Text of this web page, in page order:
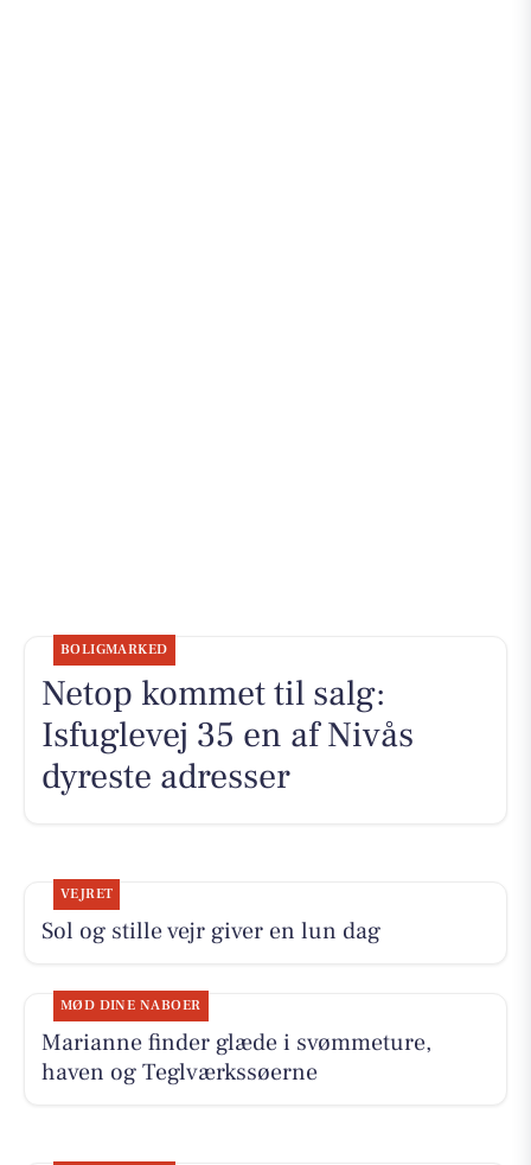
BOLIGMARKED
Netop kommet til salg:
Isfuglevej 35 en af Nivås
dyreste adresser
VEJRET
Sol og stille vejr giver en lun dag
MØD DINE NABOER
Marianne finder glæde i svømmeture,
haven og Teglværkssøerne